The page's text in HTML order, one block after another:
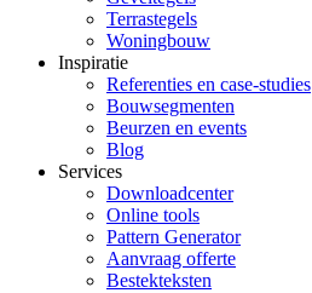
Terrastegels
Woningbouw
Inspiratie
Referenties en case-studies
Bouwsegmenten
Beurzen en events
Blog
Services
Downloadcenter
Online tools
Pattern Generator
Aanvraag offerte
Bestekteksten